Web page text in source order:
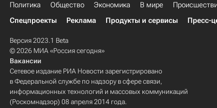
Политика Общество Экономика В мире
Спецпроекты
Реклама Продукты и сервисы Пресс-
Версия 2023.1 Beta
© 2026 МИА «Россия сегодня»
Вакансии
Сетевое издание РИА Новости зарегистрировано
в Федеральной службе по надзору в сфере связи,
информационных технологий и массовых коммуникаций
(Роскомнадзор) 08 апреля 2014 года.